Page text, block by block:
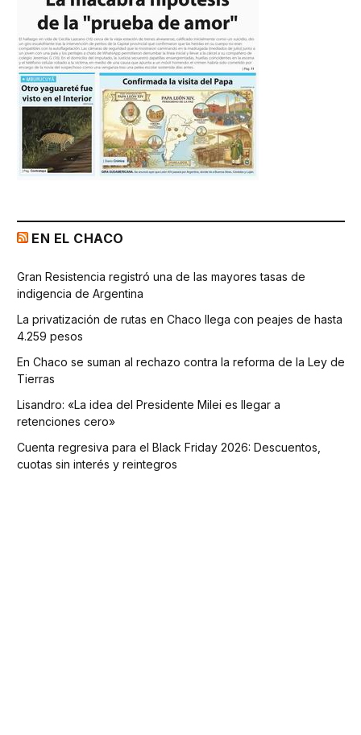
EN EL CHACO
Gran Resistencia registró una de las mayores tasas de
indigencia de Argentina
La privatización de rutas en Chaco llega con peajes de hasta
4.259 pesos
En Chaco se suman al rechazo contra la reforma de la Ley de
Tierras
Lisandro: «La idea del Presidente Milei es llegar a
retenciones cero»
Cuenta regresiva para el Black Friday 2026: Descuentos,
cuotas sin interés y reintegros